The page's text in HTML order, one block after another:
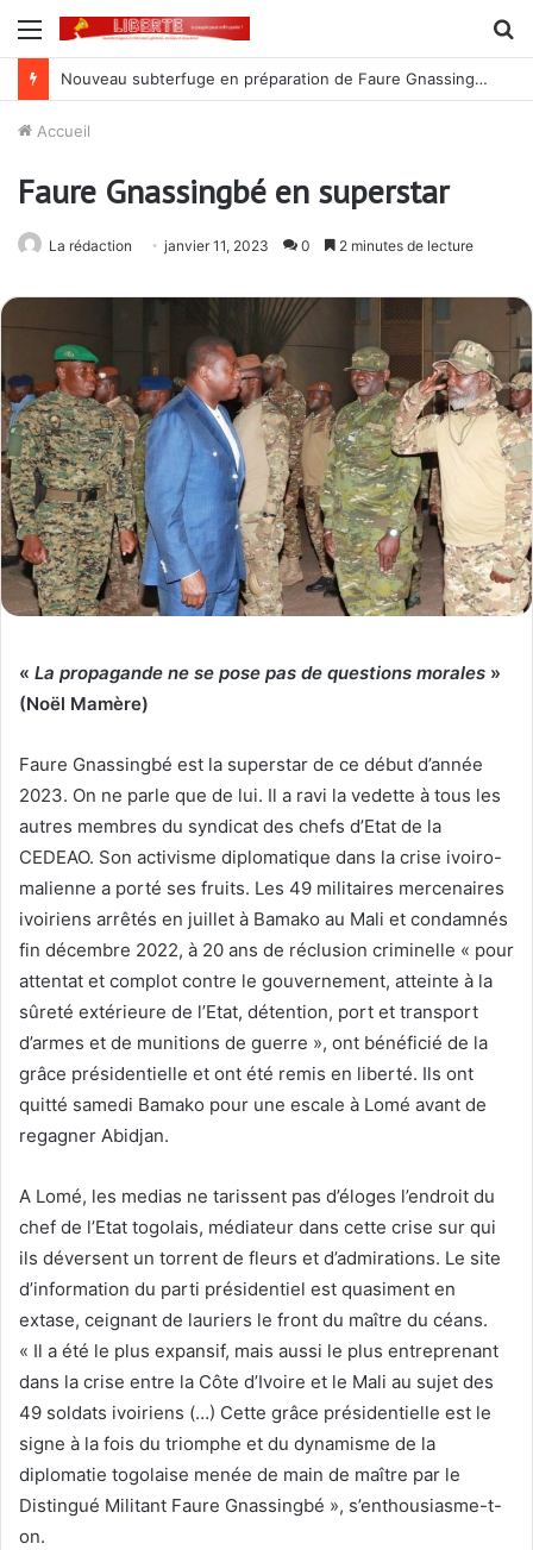
Menu
Nouveau subterfuge en préparation de Faure Gnassingbé pour ne jamais partir ; les Togolais disent non et sont vent debout
Accueil
Faure Gnassingbé en superstar
La rédaction janvier 11, 2023 0 2 minutes de lecture
« La propagande ne se pose pas de questions morales »
(Noël Mamère)
Faure Gnassingbé est la superstar de ce début d’année
2023. On ne parle que de lui. Il a ravi la vedette à tous les
autres membres du syndicat des chefs d’Etat de la
CEDEAO. Son activisme diplomatique dans la crise ivoiro-
malienne a porté ses fruits. Les 49 militaires mercenaires
ivoiriens arrêtés en juillet à Bamako au Mali et condamnés
fin décembre 2022, à 20 ans de réclusion criminelle « pour
attentat et complot contre le gouvernement, atteinte à la
sûreté extérieure de l’Etat, détention, port et transport
d’armes et de munitions de guerre », ont bénéficié de la
grâce présidentielle et ont été remis en liberté. Ils ont
quitté samedi Bamako pour une escale à Lomé avant de
regagner Abidjan.
A Lomé, les medias ne tarissent pas d’éloges l’endroit du
chef de l’Etat togolais, médiateur dans cette crise sur qui
ils déversent un torrent de fleurs et d’admirations. Le site
d’information du parti présidentiel est quasiment en
extase, ceignant de lauriers le front du maître du céans.
« Il a été le plus expansif, mais aussi le plus entreprenant
dans la crise entre la Côte d’Ivoire et le Mali au sujet des
49 soldats ivoiriens (…) Cette grâce présidentielle est le
signe à la fois du triomphe et du dynamisme de la
diplomatie togolaise menée de main de maître par le
Distingué Militant Faure Gnassingbé », s’enthousiasme-t-
on.